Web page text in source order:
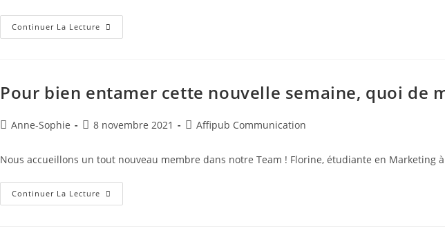
Continuer La Lecture
Pour bien entamer cette nouvelle semaine, quoi de
Anne-Sophie 8 novembre 2021 Affipub Communication
Nous accueillons un tout nouveau membre dans notre Team ! Florine, étudiante en
Continuer La Lecture